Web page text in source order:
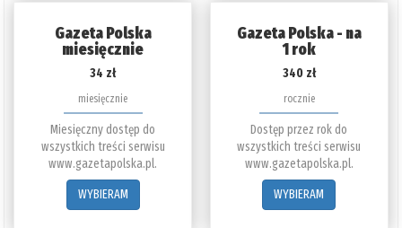
Gazeta Polska
miesięcznie
34 zł
miesięcznie
Miesięczny dostęp do
wszystkich treści serwisu
www.gazetapolska.pl.
WYBIERAM
Gazeta Polska - na
1 rok
340 zł
rocznie
Dostęp przez rok do
wszystkich treści serwisu
www.gazetapolska.pl.
WYBIERAM